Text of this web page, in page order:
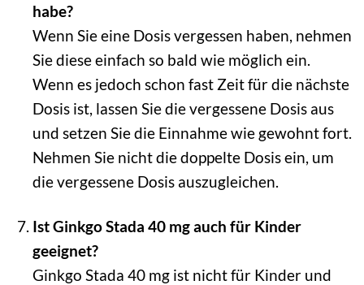
habe?
Wenn Sie eine Dosis vergessen haben, nehmen
Sie diese einfach so bald wie möglich ein.
Wenn es jedoch schon fast Zeit für die nächste
Dosis ist, lassen Sie die vergessene Dosis aus
und setzen Sie die Einnahme wie gewohnt fort.
Nehmen Sie nicht die doppelte Dosis ein, um
die vergessene Dosis auszugleichen.
Ist Ginkgo Stada 40 mg auch für Kinder
geeignet?
Ginkgo Stada 40 mg ist nicht für Kinder und